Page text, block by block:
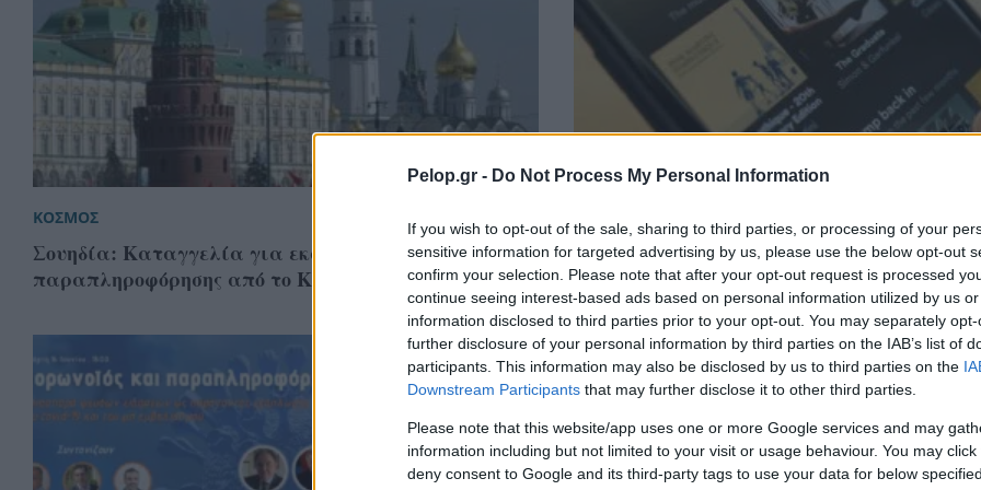
Pelop.gr - Do Not Process My Personal Information
If you wish to opt-out of the sale, sharing to third parties, or processing of your
sensitive information for targeted advertising by us, please use the below opt-out
confirm your selection. Please note that after your opt-out request is processed
continue seeing interest-based ads based on personal information utilized by us
information disclosed to third parties prior to your opt-out. You may separately
further disclosure of your personal information by third parties on the IAB’s list of
participants. This information may also be disclosed by us to third parties on the
Downstream Participants that may further disclose it to other third parties.
Please note that this website/app uses one or more Google services and may
information including but not limited to your visit or usage behaviour. You may
deny consent to Google and its third-party tags to use your data for below
ΚΟΣΜΟΣ
Σουηδία: Καταγγελία για εκστρατεία
παραπληροφόρησης από το Κρεμλίνο
Κατηγορούμενο για παραπληροφόρηση το
παίρνει μέτρα -Τι αλλάζει, οι νέοι